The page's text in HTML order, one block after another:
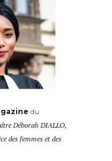
du
Déborah DIALLO,
des femmes et des